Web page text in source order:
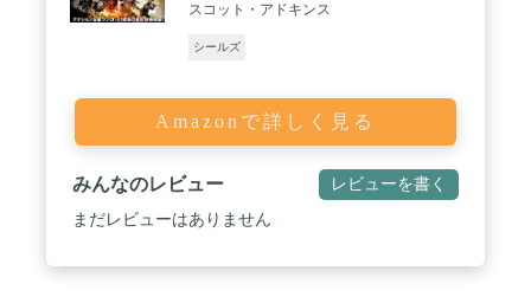
スコット・アドキンス
シールズ
Amazonで詳しく見る
みんなのレビュー レビューを書く
まだレビューはありません